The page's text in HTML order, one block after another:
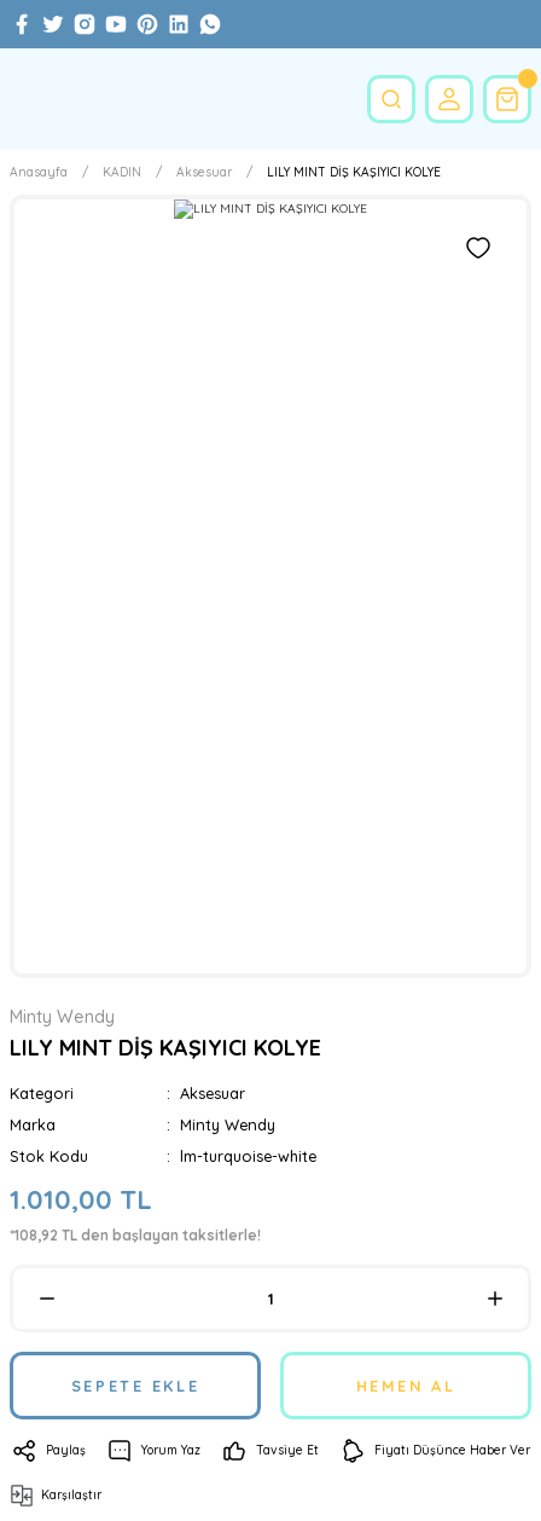
Anasayfa KADIN Aksesuar LILY MINT DİŞ KAŞIYICI KOLYE
Minty Wendy
LILY MINT DİŞ KAŞIYICI KOLYE
Kategori
Aksesuar
Marka
Minty Wendy
Stok Kodu
lm-turquoise-white
1.010,00 TL
*108,92 TL den başlayan taksitlerle!
SEPETE EKLE HEMEN AL
Paylaş Yorum Yaz Tavsiye Et Fiyatı Düşünce Haber Ver
Karşılaştır